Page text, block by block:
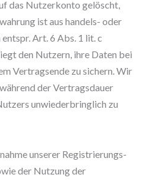
das Nutzerkonto gelöscht,
ist aus handels- oder
Art. 6 Abs. 1 lit. c
den Nutzern, ihre Daten bei
Vertragsende zu sichern. Wir
der Vertragsdauer
unwiederbringlich zu
unserer Registrierungs-
der Nutzung der